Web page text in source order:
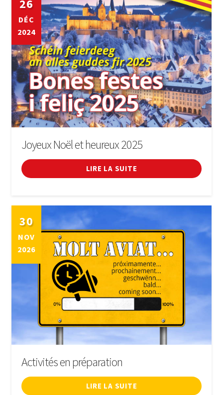
Informations pratiques
Musical
Café littéraire (Club de lecture)
Obtenez Luxembourg
médias
Expand
child
Penya Barca de Luxembourg
MEMBRES DE FES-TE
LIVRE
SE CONNECTER
26
DÉC
2024
Joyeux Noël et heureux 2025
LIRE LA SUITE
30
NOV
2026
Activités en préparation
LIRE LA SUITE